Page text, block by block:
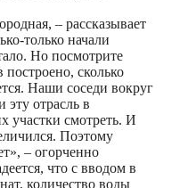
– рассказывает
только начали
Но посмотрите
сколько
Наши соседи вокруг
эту отрасль в
участки смотреть. И
Поэтому
– огорченно
что с вводом в
количество воды